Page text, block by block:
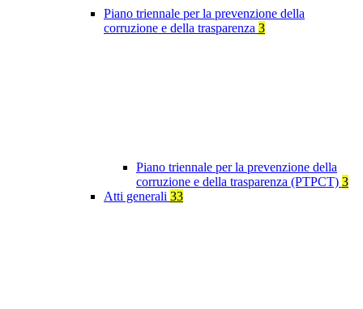
Piano triennale per la prevenzione della
corruzione e della trasparenza 3
Piano triennale per la prevenzione della
corruzione e della trasparenza (PTPCT) 3
Atti generali 33